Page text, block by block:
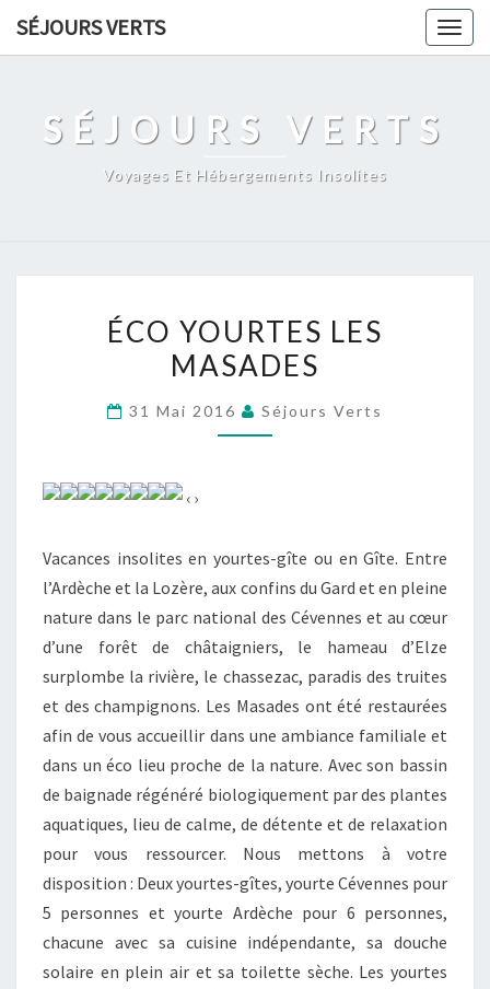
SÉJOURS VERTS
SÉJOURS VERTS
Voyages Et Hébergements Insolites
YOURTES
LES
ÉCO YOURTES LES
MASADES
31 Mai 2016 Séjours Verts
‹ ›
Vacances insolites en yourtes-gîte ou en Gîte. Entre
l’Ardèche et la Lozère, aux confins du Gard et en pleine
nature dans le parc national des Cévennes et au cœur
d’une forêt de châtaigniers, le hameau d’Elze
surplombe la rivière, le chassezac, paradis des truites
et des champignons. Les Masades ont été restaurées
afin de vous accueillir dans une ambiance familiale et
dans un éco lieu proche de la nature. Avec son bassin
de baignade régénéré biologiquement par des plantes
aquatiques, lieu de calme, de détente et de relaxation
pour vous ressourcer. Nous mettons à votre
disposition : Deux yourtes-gîtes, yourte Cévennes pour
5 personnes et yourte Ardèche pour 6 personnes,
chacune avec sa cuisine indépendante, sa douche
solaire en plein air et sa toilette sèche. Les yourtes